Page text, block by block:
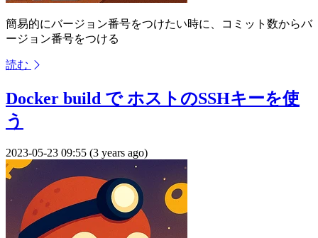
簡易的にバージョン番号をつけたい時に、コミット数からバ
ージョン番号をつける
読む
Docker build で ホストのSSHキーを使
う
2023-05-23 09:55 (3 years ago)